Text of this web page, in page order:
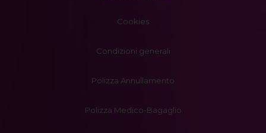
Cookies
Condizioni generali
Polizza Annullamento
Polizza Medico-Bagaglio